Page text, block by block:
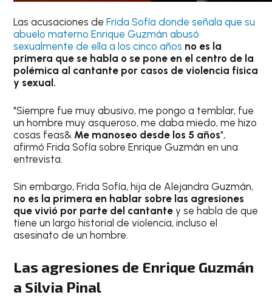
Las acusaciones de Frida Sofía donde señala que su
abuelo materno Enrique Guzmán abusó
sexualmente de ella a los cinco años no es la
primera que se habla o se pone en el centro de la
polémica al cantante por casos de violencia física
y sexual.
"Siempre fue muy abusivo, me pongo a temblar, fue
un hombre muy asqueroso, me daba miedo, me hizo
cosas feas& Me manoseo desde los 5 años",
afirmó Frida Sofía sobre Enrique Guzmán en una
entrevista.
Sin embargo, Frida Sofía, hija de Alejandra Guzmán,
no es la primera en hablar sobre las agresiones
que vivió por parte del cantante y se habla de que
tiene un largo historial de violencia, incluso el
asesinato de un hombre.
Las agresiones de Enrique Guzmán
a Silvia Pinal